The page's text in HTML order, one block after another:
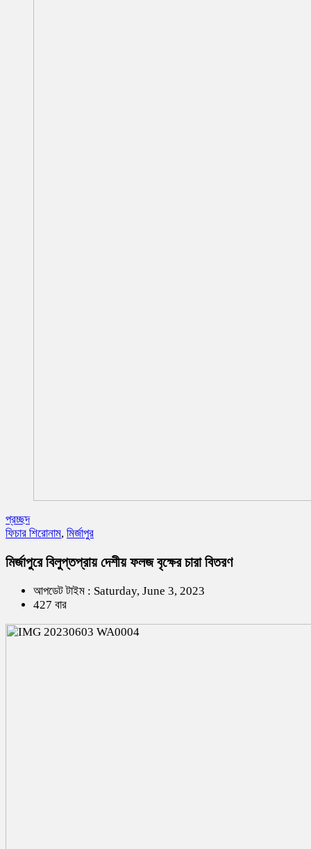
প্রচ্ছদ
ফিচার শিরোনাম, মির্জাপুর
মির্জাপুরে বিলুপ্তপ্রায় দেশীয় ফলজ বৃক্ষের চারা বিতরণ
আপডেট টাইম : Saturday, June 3, 2023
427 বার